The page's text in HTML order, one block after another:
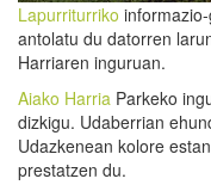
Lapurriturriko
antolatu du datorren
Harriaren inguruan.
Aiako Harria Parkeko
dizkigu. Udaberrian
Udazkenean kolore
prestatzen du.